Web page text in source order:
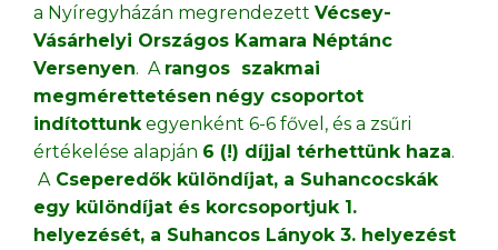
a Nyíregyházán megrendezett Vécsey-
Vásárhelyi Országos Kamara Néptánc
Versenyen. A rangos szakmai
megmérettetésen négy csoportot
indítottunkegyenként 6-6 fővel, és a zsűri
értékelése alapján 6 (!) díjjal térhettünk haza.
ACseperedők különdíjat, a Suhancocskák
egy különdíjat és korcsoportjuk 1.
helyezését, a Suhancos Lányok 3. helyezést